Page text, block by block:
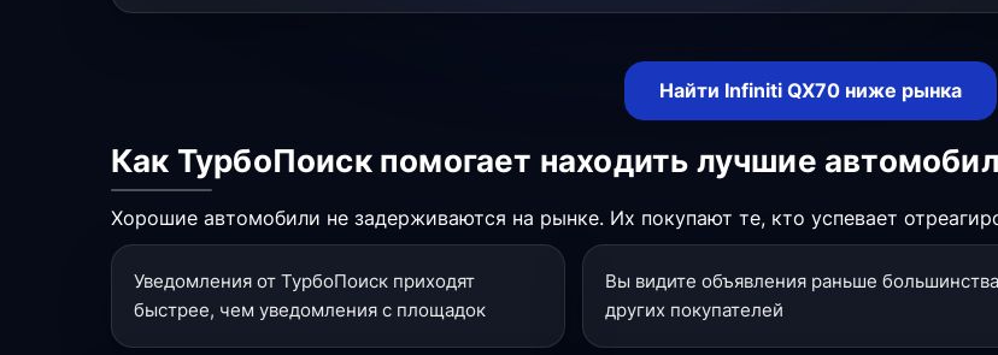
Найти Infiniti QX70 ниже рынка
Как ТурбоПоиск помогает находить лучшие
Хорошие автомобили не задерживаются на рынке. Их покупают те, кто успевает
Уведомления от ТурбоПоиск приходят
быстрее, чем уведомления с площадок
Вы видите объявления раньше большинства
других покупателей